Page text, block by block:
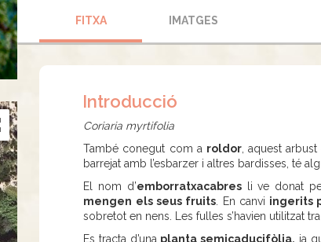
FITXA IMATGES
Introducció
Coriaria myrtifolia
També conegut com a roldor, aquest
barrejat amb l’esbarzer i altres bardisses, té
El nom d’emborratxacabresli ve donat per
mengen els seus fruits . En canvi ingerits
sobretot en nens. Les fulles s’havien utilitzat
Es tracta d’una planta semicaducifòlia, ja